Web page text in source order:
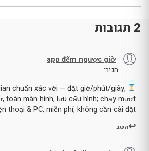
2 תגובות
app đếm ngược giờ
הגיב:
chuẩn xác với — đặt giờ/phút/giây,
toàn màn hình, lưu cấu hình; chạy mượt
thoại & PC, miễn phí, không cần cài đặt
השב